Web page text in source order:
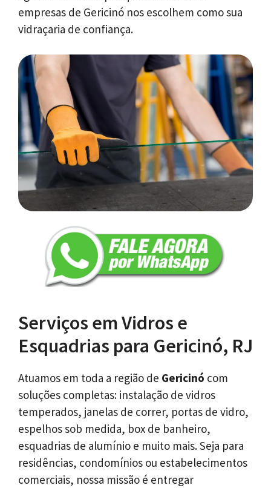
empresas de Gericinó nos escolhem como sua
vidraçaria de confiança.
Serviços em Vidros e
Esquadrias para Gericinó, RJ
Atuamos em toda a região de Gericinó com
soluções completas: instalação de vidros
temperados, janelas de correr, portas de vidro,
espelhos sob medida, box de banheiro,
esquadrias de alumínio e muito mais. Seja para
residências, condomínios ou estabelecimentos
comerciais, nossa missão é entregar